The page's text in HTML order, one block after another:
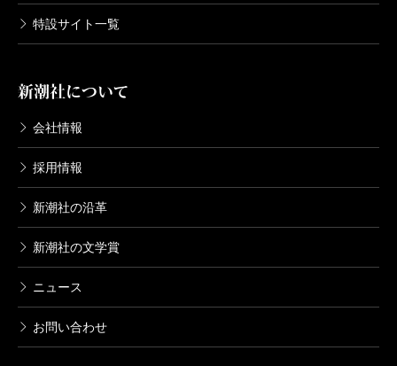
特設サイト一覧
新潮社について
会社情報
採用情報
新潮社の沿革
新潮社の文学賞
ニュース
お問い合わせ